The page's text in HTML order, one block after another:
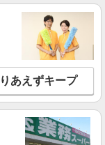
あえずキープ